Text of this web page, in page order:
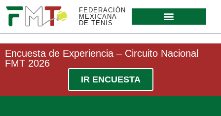
FEDERACIÓN
MEXICANA
DE TENIS
Encuesta de Experiencia – Circuito Nacional
FMT 2026
IR ENCUESTA